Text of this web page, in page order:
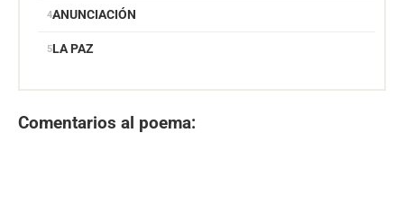
ANUNCIACIÓN
LA PAZ
Comentarios al poema: